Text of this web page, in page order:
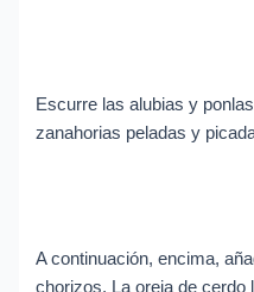
Escurre las alubias y
zanahorias peladas y
A continuación, encima,
chorizos. La oreja de cerdo